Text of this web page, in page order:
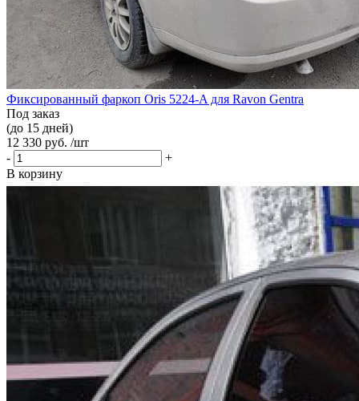
Фиксированный фаркоп Oris 5224-A для Ravon Gentra
Под заказ
(до 15 дней)
12 330 руб. /шт
-
+
В корзину